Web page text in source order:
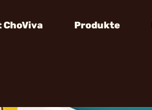
ChoViva Produkte